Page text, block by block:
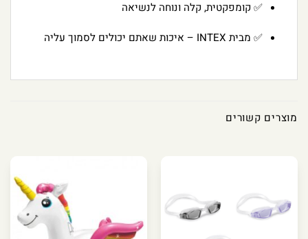
✅ קומפקטית, קלה ונוחה לנשיאה
✅ מבית INTEX – איכות שאתם יכולים לסמוך עליה
מוצרים קשורים